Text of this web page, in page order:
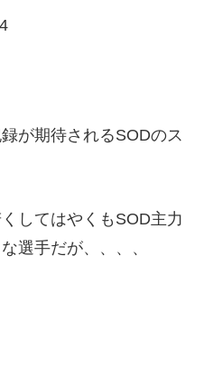
が期待されるSODのス
してはやくもSOD主力
選手だが、、、、